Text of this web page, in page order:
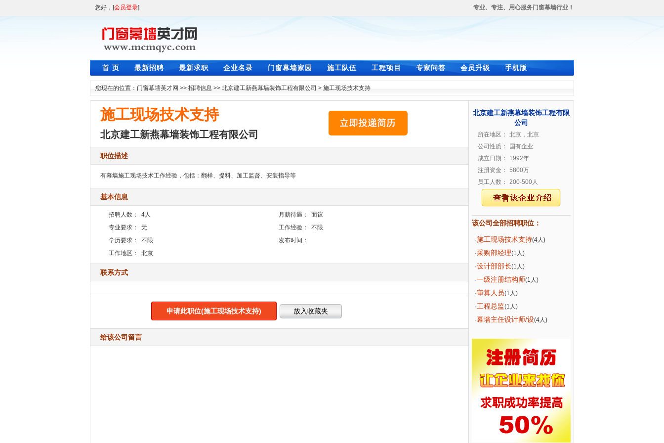
您好，[会员登录] 专业、专注、用心服务门窗幕墙行业！
首 页 最新招聘 最新求职 企业名录 门窗幕墙家园 施工队伍 工程项目 专家问答 会员升级 手机版
您现在的位置： 门窗幕墙英才网 >> 招聘信息 >> 北京建工新燕幕墙装饰工程有限公司 > 施工现场技术支持
施工现场技术支持
北京建工新燕幕墙装饰工程有限公司
职位描述
有幕墙施工现场技术工作经验，包括：翻样、提料、加工监督、安装指导等
基本信息
招聘人数： 4人 月薪待遇：
面议
专业要求：
无 工作经验：
不限
学历要求：
不限
发布时间：
工作地区：
北京
联系方式
申请此职位(施工现场技术支持)
给该公司留言
北京建工新燕幕墙装饰工程有限
公司
所在地区：
北京，北京
公司性质：
国有企业
成立日期：
1992年
注册资金：
5800万
员工人数：
200-500人
该公司全部招聘职位：
·施工现场技术支持(4人)
·采购部经理(1人)
·设计部部长(1人)
·一级注册结构师(1人)
·审算人员(1人)
·工程总监(1人)
·幕墙主任设计师/设(4人)